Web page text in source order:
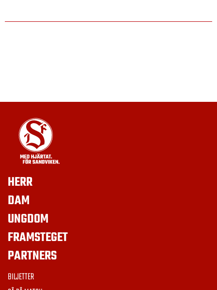
HERR
DAM
UNGDOM
FRAMSTEGET
PARTNERS
BILJETTER